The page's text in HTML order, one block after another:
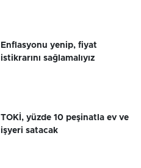
Enflasyonu yenip, fiyat
istikrarını sağlamalıyız
TOKİ, yüzde 10 peşinatla ev ve
işyeri satacak